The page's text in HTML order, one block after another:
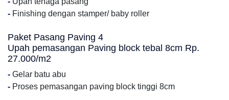
- Finishing dengan stamper/ baby roller
Paket Pasang Paving 4
Upah pemasangan Paving block tebal 8cm Rp.
27.000/m2
- Gelar batu abu
- Proses pemasangan paving block tinggi 8cm